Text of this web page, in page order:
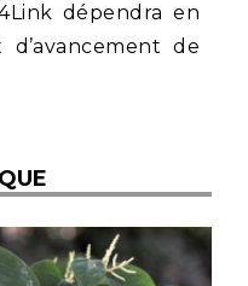
dépendra en
de